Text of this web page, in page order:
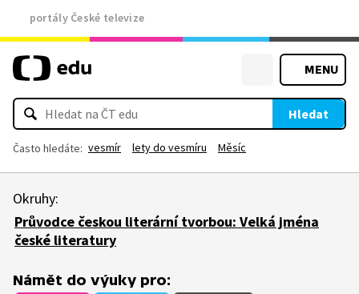
portály České televize
MENU
Hledat
Často hledáte: vesmír lety do vesmíru Měsíc
Okruhy:
Průvodce českou literární tvorbou: Velká jména
české literatury
Námět do výuky pro: